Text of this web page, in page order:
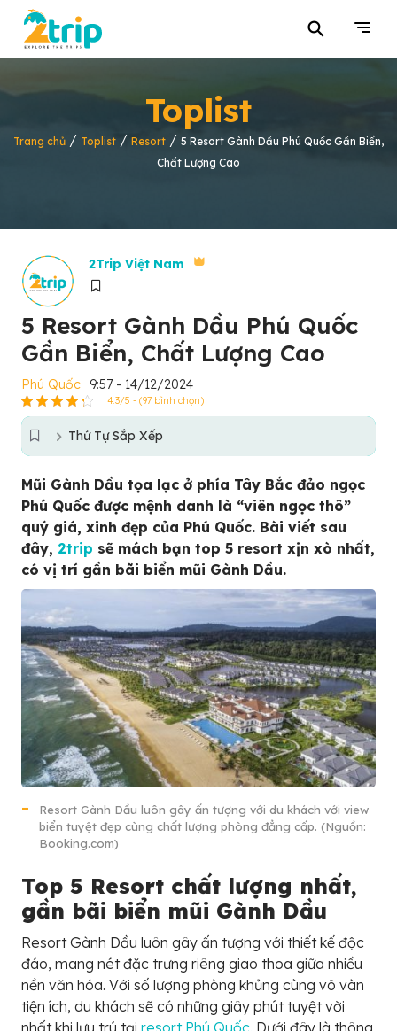
⚲
Toplist
Trang chủ / Toplist / Resort / 5 Resort Gành Dầu Phú Quốc Gần Biển,
Chất Lượng Cao
2Trip Việt Nam
5 Resort Gành Dầu Phú Quốc
Gần Biển, Chất Lượng Cao
Phú Quốc 9:57 - 14/12/2024
4.3/5 - (97 bình chọn)
Thứ Tự Sắp Xếp
Mũi Gành Dầu tọa lạc ở phía Tây Bắc đảo ngọc
Phú Quốc được mệnh danh là “viên ngọc thô”
quý giá, xinh đẹp của Phú Quốc. Bài viết sau
đây, 2trip sẽ mách bạn top 5 resort xịn xò nhất,
có vị trí gần bãi biển mũi Gành Dầu.
Resort Gành Dầu luôn gây ấn tượng với du khách với view
biển tuyệt đẹp cùng chất lượng phòng đẳng cấp. (Nguồn:
Booking.com)
Top 5 Resort chất lượng nhất,
gần bãi biển mũi Gành Dầu
Resort Gành Dầu luôn gây ấn tượng với thiết kế độc
đáo, mang nét đặc trưng riêng giao thoa giữa nhiều
nền văn hóa. Với số lượng phòng khủng cùng vô vàn
tiện ích, du khách sẽ có những giây phút tuyệt vời